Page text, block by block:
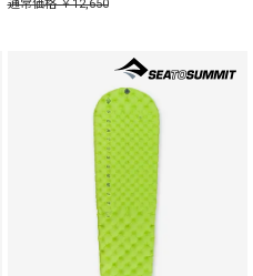
通常価格 ￥12,650